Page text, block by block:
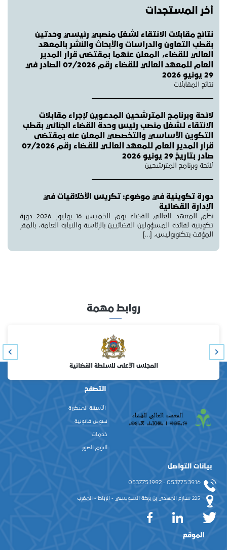
أخر المستجدات
نتائج مقابلات الانتقاء لشغل منصبي رئيسي وحدتين
بقطب التعاون والدراسات والأبحاث والنشر بالمعهد
العالي للقضاء، المعلن عنهما بمقتضى قرار المدير
العام للمعهد العالي للقضاء رقم 07/2026 الصادر في
29 يونيو 2026
نتائج المقابلات
لائـحة وبرنامـج المترشحين المدعـوين لإجراء مقابـلات
الانتقاء لـشغل منصب رئيس وحدة القضاء الجنائي بقطب
التكوين الأساسي والتخصصي المعلن عنه بمقتضى
قرار المدير العام للمعهد العالـي للقـضاء رقم 07/2026
صادر بتاريخ 29 يونيو 2026
لائحة وبرنامج المترشحين
دورة تكوينية في موضوع: تكريس الأخلاقيات في
الإدارة القضائية
نظم المعهد العالي للقضاء يوم الخميس 16 يوليوز 2026 دورة
تكوينية لفائدة المسؤولين القضائيين بالرئاسة والنيابة العامة، بالمقر
المؤقت بتكنوبوليس، […]
روابط مهمة
المجلس الأعلى للسلطة القضائية
التصفح
الأسئلة المتكررة
نصوص قانونية
خدمات
ألبوم الصور
بيانات التواصل
0537.75.39.16 - 0537.75.19.92
225 شارع المهدي بن بركة السويسي - الرباط - المغرب
الموقع